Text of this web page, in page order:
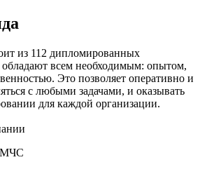
из 112 дипломированных
всем необходимым: опытом,
Это позволяет оперативно и
с любыми задачами, и оказывать
для каждой организации.
МЧС